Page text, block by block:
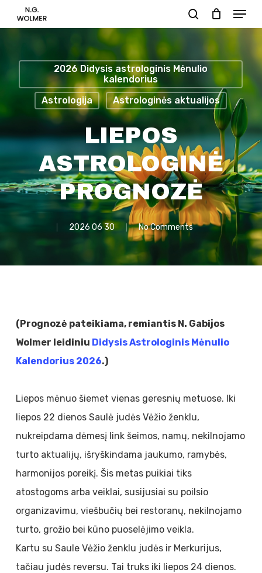
to
content
search
Menu
2026 Didysis astrologinis Mėnulio
kalendorius
Astrologija
Astrologinės aktualijos
LIEPOS
ASTROLOGINĖ
PROGNOZĖ
2026 06 30 No Comments
(Prognozė pateikiama, remiantis N. Gabijos
Wolmer leidiniu Didysis Astrologinis Mėnulio
Kalendorius 2026.)
Liepos mėnuo šiemet vienas geresnių metuose. Iki
liepos 22 dienos Saulė judės Vėžio ženklu,
nukreipdama dėmesį link šeimos, namų, nekilnojamo
turto aktualijų, išryškindama jaukumo, ramybės,
harmonijos poreikį. Šis metas puikiai tiks
atostogoms arba veiklai, susijusiai su poilsio
organizavimu, viešbučių bei restoranų, nekilnojamo
turto, grožio bei kūno puoselėjimo veikla.
Kartu su Saule Vėžio ženklu judės ir Merkurijus,
tačiau judės reversu. Tai truks iki liepos 24 dienos.